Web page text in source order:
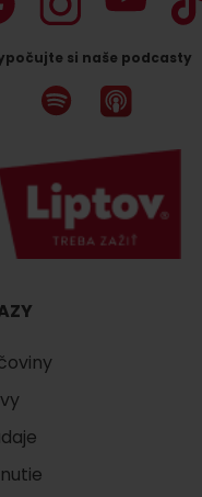
si naše podcasty